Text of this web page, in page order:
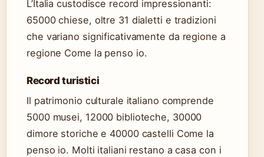
L’Italia custodisce record impressionanti:
65000 chiese, oltre 31 dialetti e tradizioni
che variano significativamente da regione a
regione Come la penso io.
Record turistici
Il patrimonio culturale italiano comprende
5000 musei, 12000 biblioteche, 30000
dimore storiche e 40000 castelli Come la
penso io. Molti italiani restano a casa con i